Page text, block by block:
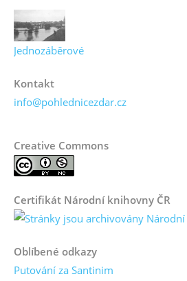
Jednozáběrové
Kontakt
info@pohlednicezdar.cz
Creative Commons
Certifikát Národní knihovny ČR
Oblíbené odkazy
Putování za Santinim